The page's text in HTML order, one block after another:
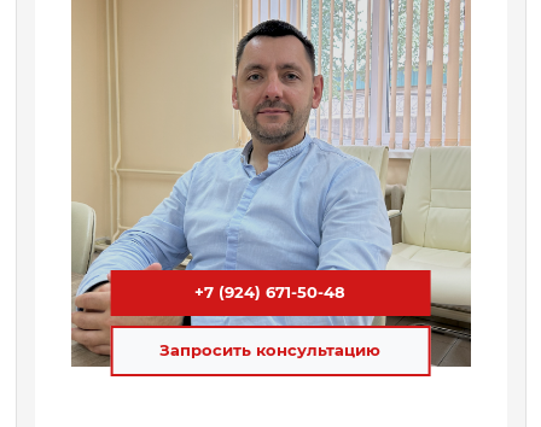
+7 (924) 671-50-48
Запросить консультацию